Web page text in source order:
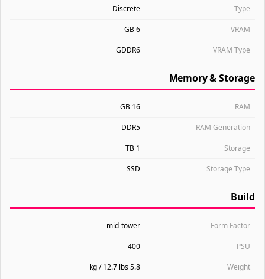
Type
Discrete
VRAM
6 GB
VRAM Type
GDDR6
Memory & Storage
RAM
16 GB
RAM Generation
DDR5
Storage
1 TB
Storage Type
SSD
Build
Form Factor
mid-tower
PSU
400
Weight
5.8 kg / 12.7 lbs